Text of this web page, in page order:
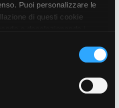
Puoi personalizzare le
di questi cookie
tutti i cookie, cliccando
cookie”. Cliccando sul tasto
alla navigazione. Per